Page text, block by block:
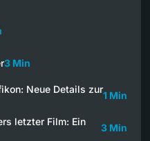
3 Min
Neue Details zur
1 Min
letzter Film: Ein
3 Min